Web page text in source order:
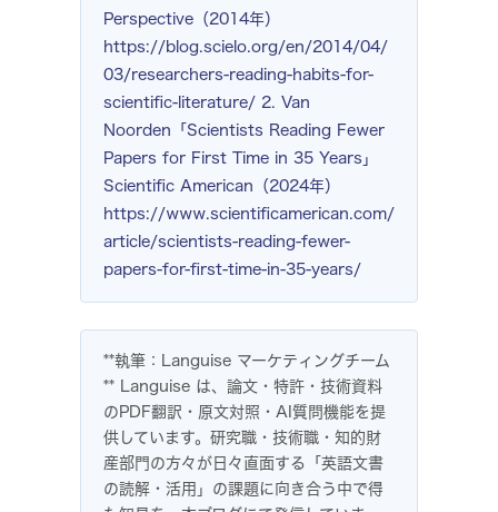
Perspective（2014年）
https://blog.scielo.org/en/2014/04/
03/researchers-reading-habits-for-
scientific-literature/ 2. Van
Noorden「Scientists Reading Fewer
Papers for First Time in 35 Years」
Scientific American（2024年）
https://www.scientificamerican.com/
article/scientists-reading-fewer-
papers-for-first-time-in-35-years/
**執筆：Languise マーケティングチーム
** Languise は、論文・特許・技術資料
のPDF翻訳・原文対照・AI質問機能を提
供しています。研究職・技術職・知的財
産部門の方々が日々直面する「英語文書
の読解・活用」の課題に向き合う中で得